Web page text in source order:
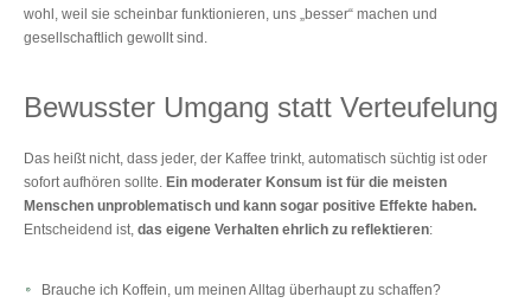
wohl, weil sie scheinbar funktionieren, uns „besser“ machen und
gesellschaftlich gewollt sind.
Bewusster Umgang statt Verteufelung
Das heißt nicht, dass jeder, der Kaffee trinkt, automatisch süchtig ist oder
sofort aufhören sollte. Ein moderater Konsum ist für die meisten
Menschen unproblematisch und kann sogar positive Effekte haben.
Entscheidend ist, das eigene Verhalten ehrlich zu reflektieren:
Brauche ich Koffein, um meinen Alltag überhaupt zu schaffen?